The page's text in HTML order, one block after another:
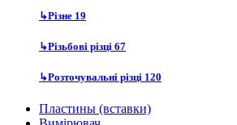
↳Різне 19
↳Різьбові різці 67
↳Розточувальні різці 120
Пластины (вставки)